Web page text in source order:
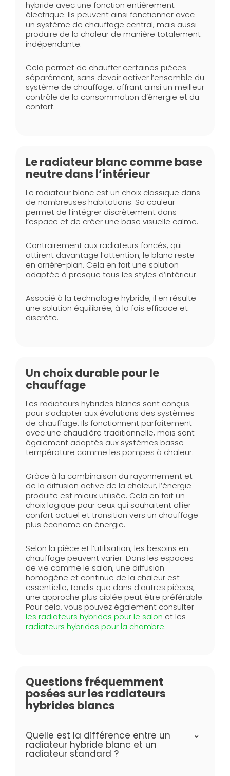
hybride avec une fonction entièrement
électrique. Ils peuvent ainsi fonctionner avec
un système de chauffage central, mais aussi
produire de la chaleur de manière totalement
indépendante.
Cela permet de chauffer certaines pièces
séparément, sans devoir activer l’ensemble du
système de chauffage, offrant ainsi un meilleur
contrôle de la consommation d’énergie et du
confort.
Le radiateur blanc comme base
neutre dans l’intérieur
Le radiateur blanc est un choix classique dans
de nombreuses habitations. Sa couleur
permet de l’intégrer discrètement dans
l’espace et de créer une base visuelle calme.
Contrairement aux radiateurs foncés, qui
attirent davantage l’attention, le blanc reste
en arrière-plan. Cela en fait une solution
adaptée à presque tous les styles d’intérieur.
Associé à la technologie hybride, il en résulte
une solution équilibrée, à la fois efficace et
discrète.
Un choix durable pour le
chauffage
Les radiateurs hybrides blancs sont conçus
pour s’adapter aux évolutions des systèmes
de chauffage. Ils fonctionnent parfaitement
avec une chaudière traditionnelle, mais sont
également adaptés aux systèmes basse
température comme les pompes à chaleur.
Grâce à la combinaison du rayonnement et
de la diffusion active de la chaleur, l’énergie
produite est mieux utilisée. Cela en fait un
choix logique pour ceux qui souhaitent allier
confort actuel et transition vers un chauffage
plus économe en énergie.
Selon la pièce et l’utilisation, les besoins en
chauffage peuvent varier. Dans les espaces
de vie comme le salon, une diffusion
homogène et continue de la chaleur est
essentielle, tandis que dans d’autres pièces,
une approche plus ciblée peut être préférable.
Pour cela, vous pouvez également consulter
les radiateurs hybrides pour le salon et les
radiateurs hybrides pour la chambre.
Questions fréquemment
posées sur les radiateurs
hybrides blancs
Quelle est la différence entre un
radiateur hybride blanc et un
radiateur standard ?